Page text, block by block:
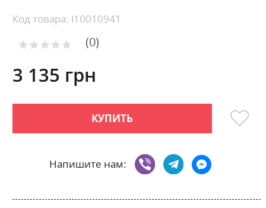
Skip
the
of
the
gallery
Код товара: l10010941
Рейтинг: 0
3 135 грн
КУПИТЬ
Напишите нам: